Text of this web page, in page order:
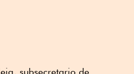
subsecretario de